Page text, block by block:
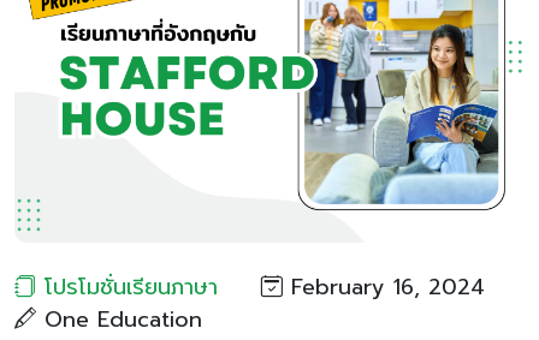
โปรโมชั่นเรียนภาษา
February 16, 2024
One Education